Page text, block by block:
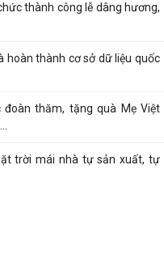
thành công lễ dâng hương,
hoàn thành cơ sở dữ liệu quốc
thăm, tặng quà Mẹ Việt
trời mái nhà tự sản xuất, tự
ở trên địa bàn phường Phạm